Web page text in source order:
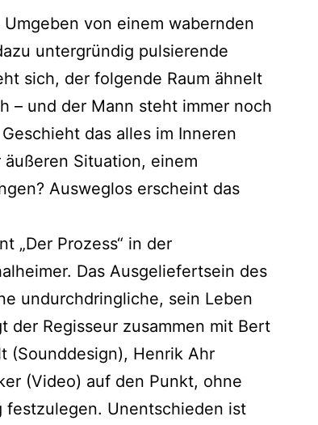
von einem wabernden
untergründig pulsierende
sich, der folgende Raum ähnelt
– und der Mann steht immer noch
das alles im Inneren
Situation, einem
Ausweglos erscheint das
„Der Prozess“ in der
Das Ausgeliefertsein des
undurchdringliche, sein Leben
der Regisseur zusammen mit Bert
(Sounddesign), Henrik Ahr
(Video) auf den Punkt, ohne
festzulegen. Unentschieden ist